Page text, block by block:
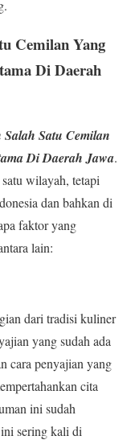
Cemilan Yang
Di Daerah
Satu Cemilan
Di Daerah Jawa.
wilayah, tetapi
dan bahkan di
faktor yang
lain:
dari tradisi kuliner
yang sudah ada
cara penyajian yang
cita
ini sudah
sering kali di